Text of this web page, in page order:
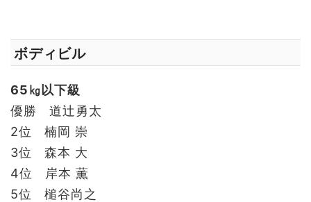
ボディビル
65㎏以下級
優勝 道辻勇太
2位 楠岡 崇
3位 森本 大
4位 岸本 薫
5位 槌谷尚之